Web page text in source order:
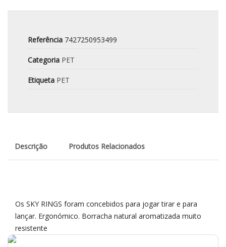
Referência 7427250953499
Categoria PET
Etiqueta PET
Descrição Produtos Relacionados
Os SKY RINGS foram concebidos para jogar tirar e para
lançar. Ergonómico. Borracha natural aromatizada muito
resistente